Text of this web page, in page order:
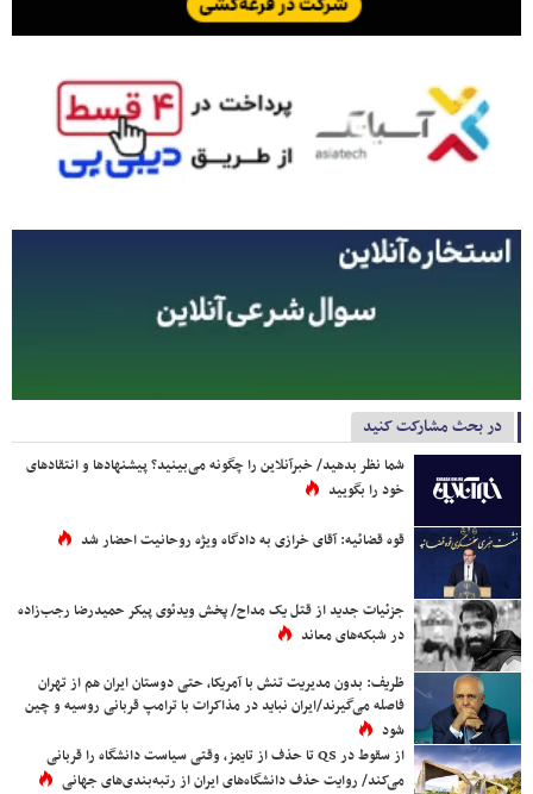
در بحث مشارکت کنید
شما نظر بدهید/ خبرآنلاین را چگونه می‌بینید؟ پیشنهادها و انتقادهای
خود را بگویید
قوه قضائیه: آقای خرازی به دادگاه ویژه روحانیت احضار شد
جزئیات جدید از قتل یک مداح/ پخش ویدئوی پیکر حمیدرضا رجب‌زاده
در شبکه‌های معاند
ظریف: بدون مدیریت تنش با آمریکا، حتی دوستان ایران هم از تهران
فاصله می‌گیرند/ایران نباید در مذاکرات با ترامپ قربانی روسیه و چین
شود
از سقوط در QS تا حذف از تایمز، وقتی سیاست دانشگاه را قربانی
می‌کند/ روایت حذف دانشگاه‌های ایران از رتبه‌بندی‌های جهانی